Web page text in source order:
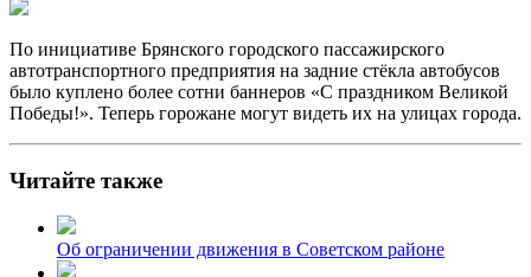
По инициативе Брянского городского пассажирского
автотранспортного предприятия на задние стёкла автобусов
было куплено более сотни баннеров «С праздником Великой
Победы!». Теперь горожане могут видеть их на улицах города.
Читайте также
Об ограничении движения в Советском районе